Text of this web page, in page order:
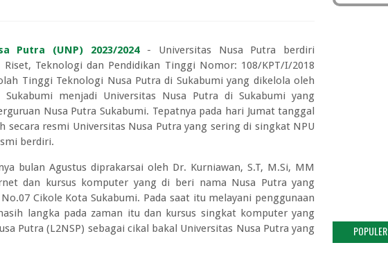
2026 Agar Kebagian Tukar Uang Baru Tanpa Gagal
THR 2026 di Bank Pintar Lengkap Nominal Maksimal
Baru di Bank Indonesia (BI) Online
Kementerian Keuangan Periode II Tahun 2026
Putra (UNP) 2023/2024- Universitas Nusa Putra berdiri
Teknologi dan Pendidikan Tinggi Nomor: 108/KPT/I/2018
Tinggi Teknologi Nusa Putra di Sukabumi yang dikelola oleh
Sukabumi menjadi Universitas Nusa Putra di Sukabumi yang
Nusa Putra Sukabumi. Tepatnya pada hari Jumat tanggal
secara resmi Universitas Nusa Putra yang sering di singkat NPU
berdiri.
bulan Agustus diprakarsai oleh Dr. Kurniawan, S.T, M.Si, MM
dan kursus komputer yang di beri nama Nusa Putra yang
Cikole Kota Sukabumi. Pada saat itu melayani penggunaan
langka pada zaman itu dan kursus singkat komputer yang
Putra (L2NSP) sebagai cikal bakal Universitas Nusa Putra yang
POPULER